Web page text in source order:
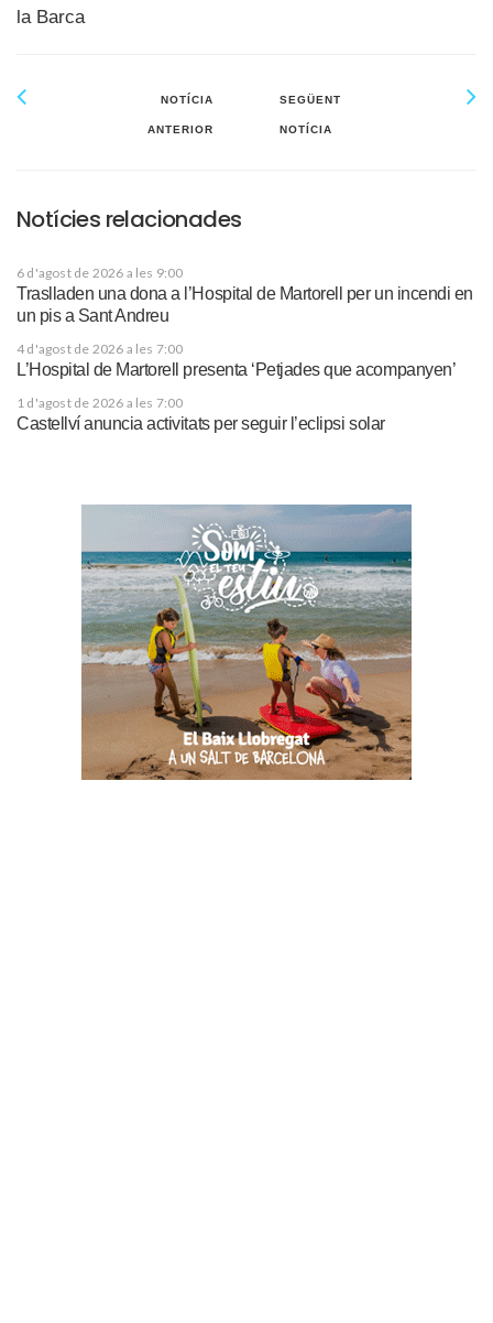
la Barca
NOTÍCIA
ANTERIOR
SEGÜENT
NOTÍCIA
Notícies relacionades
6 d'agost de 2026 a les 9:00
Traslladen una dona a l’Hospital de Martorell per un incendi en
un pis a Sant Andreu
4 d'agost de 2026 a les 7:00
L’Hospital de Martorell presenta ‘Petjades que acompanyen’
1 d'agost de 2026 a les 7:00
Castellví anuncia activitats per seguir l’eclipsi solar